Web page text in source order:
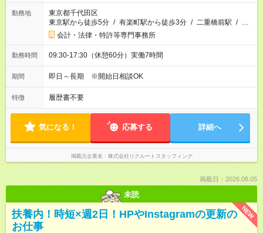
勤務地
東京都千代田区
東京駅から徒歩5分 / 有楽町駅から徒歩3分 / 二重橋前駅 / …
会計・法律・特許等専門事務所
勤務時間 09:30-17:30（休憩60分）実働7時間
期間 即日～長期 ※開始日相談OK
特徴 履歴書不要
気になる！ 応募する 詳細へ
掲載元企業名 株式会社リクルートスタッフィング
掲載日：2026.08.05
未読
NEW
扶養内！時短×週2日！HPやInstagramの更新の
お仕事